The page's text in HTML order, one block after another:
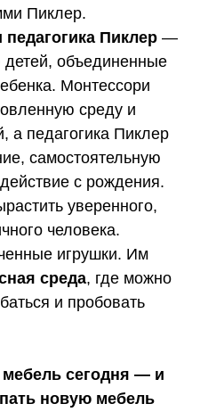
Пиклер.
Пиклер —
детей, объединенные
Монтессори
среду и
а педагогика Пиклер
самостоятельную
с рождения.
уверенного,
человека.
игрушки. Им
среда, где можно
и пробовать
сегодня — и
новую мебель